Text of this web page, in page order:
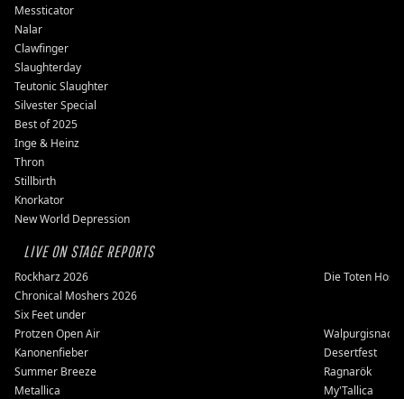
Messticator
Nalar
Clawfinger
Slaughterday
Teutonic Slaughter
Silvester Special
Best of 2025
Inge & Heinz
Thron
Stillbirth
Knorkator
New World Depression
LIVE ON STAGE REPORTS
Rockharz 2026
Die Toten
Chronical Moshers 2026
Six Feet under
Protzen Open Air
Walpurgisnacht
Kanonenfieber
Desertfest
Summer Breeze
Ragnarök
Metallica
My'Tallica